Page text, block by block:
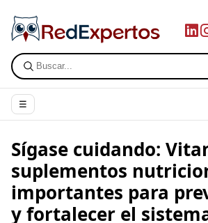
☰
Sígase cuidando:
suplementos
importantes para
y fortalecer el